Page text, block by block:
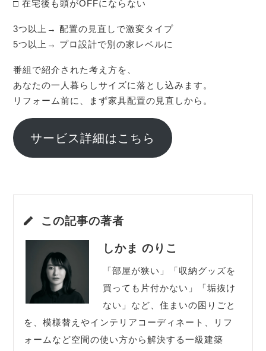
□ 在宅後も頭がOFFにならない
3つ以上→ 配置の見直しで激変タイプ
5つ以上→ プロ設計で別の家レベルに
番組で紹介された考え方を、
あなたの一人暮らしサイズに落とし込みます。
リフォーム前に、まず家具配置の見直しから。
サービス詳細はこちら
この記事の著者
しかま のりこ
「部屋が狭い」「収納グッズを
買っても片付かない」「垢抜け
ない」など、住まいの困りごと
を、模様替えやインテリアコーディネート、リフ
ォームなど空間の使い方から解決する一級建築